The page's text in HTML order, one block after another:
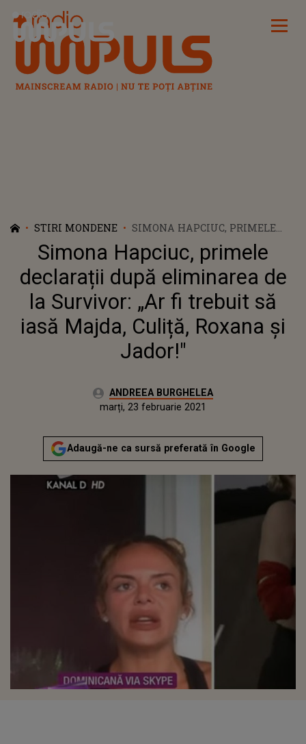
Radio Impuls
STIRI MONDENE
SIMONA HAPCIUC, PRIMELE
DECLARAȚII DUPĂ ELIMINAREA
DE LA SURVIVOR: „AR FI
TREBUIT SĂ IASĂ MAJDA,
CULIȚĂ, ROXANA ȘI JADOR!"
Simona Hapciuc, primele
declarații după eliminarea de
la Survivor: „Ar fi trebuit să
iasă Majda, Culiță, Roxana și
Jador!"
Autor:ANDREEA BURGHELEA
luni, 22 februarie 2021Actualizat:
marți, 23 februarie 2021
Adaugă-ne ca sursă preferată în Google